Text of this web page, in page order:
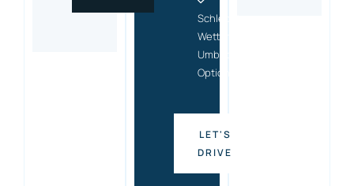
Schlecht-
Wetter-
Umbuchungs
Option
LET'S
DRIVE